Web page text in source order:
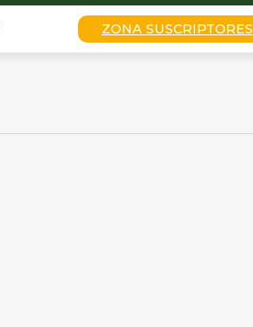
ZONA SUSCRIPTORES